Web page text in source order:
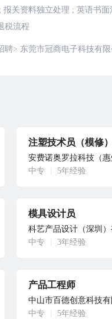
; 报关资料独立处理 ; 英语书面
税流程
聘> 东莞市冠商电子科技有
注塑技术员（模修
安费诺奥罗拉科技（
中专
5年经验
模具设计员
科艺产品设计（深圳
中专
3年经验
产品工程师
中山市百德创意科技
中专
5年经验